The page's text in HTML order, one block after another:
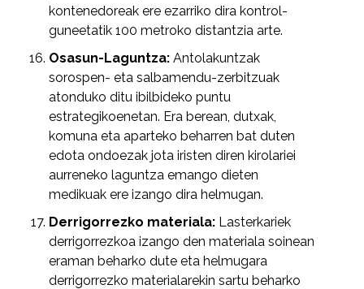
kontenedoreak ere ezarriko dira kontrol-
guneetatik 100 metroko distantzia arte.
Osasun-Laguntza: Antolakuntzak
sorospen- eta salbamendu-zerbitzuak
atonduko ditu ibilbideko puntu
estrategikoenetan. Era berean, dutxak,
komuna eta aparteko beharren bat duten
edota ondoezak jota iristen diren kirolariei
aurreneko laguntza emango dieten
medikuak ere izango dira helmugan.
Derrigorrezko materiala: Lasterkariek
derrigorrezkoa izango den materiala soinean
eraman beharko dute eta helmugara
derrigorrezko materialarekin sartu beharko